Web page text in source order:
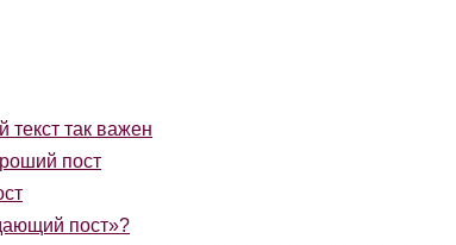
так важен
пост
пост»?